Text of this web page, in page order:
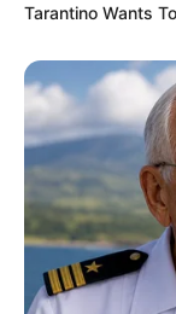
Fonte:Cris
Tarantino Wants